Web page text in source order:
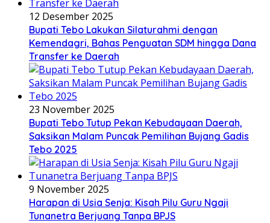
12 Desember 2025
Bupati Tebo Lakukan Silaturahmi dengan
Kemendagri, Bahas Penguatan SDM hingga Dana
Transfer ke Daerah
23 November 2025
Bupati Tebo Tutup Pekan Kebudayaan Daerah,
Saksikan Malam Puncak Pemilihan Bujang Gadis
Tebo 2025
9 November 2025
Harapan di Usia Senja: Kisah Pilu Guru Ngaji
Tunanetra Berjuang Tanpa BPJS